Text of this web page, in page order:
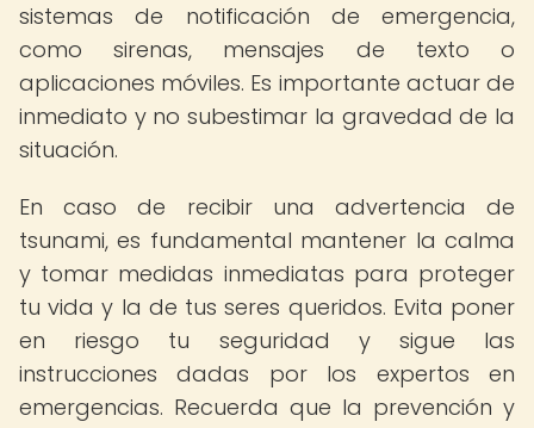
sistemas de notificación de emergencia,
como sirenas, mensajes de texto o
aplicaciones móviles. Es importante actuar de
inmediato y no subestimar la gravedad de la
situación.
En caso de recibir una advertencia de
tsunami, es fundamental mantener la calma
y tomar medidas inmediatas para proteger
tu vida y la de tus seres queridos. Evita poner
en riesgo tu seguridad y sigue las
instrucciones dadas por los expertos en
emergencias. Recuerda que la prevención y